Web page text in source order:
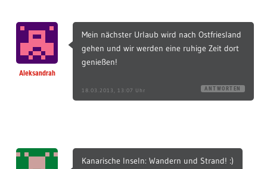
Aleksandrah
Mein nächster Urlaub wird nach Ostfriesland
gehen und wir werden eine ruhige Zeit dort
genießen!
18.03.2013, 13:07 Uhr ANTWORTEN
Kanarische Inseln: Wandern und Strand! :)